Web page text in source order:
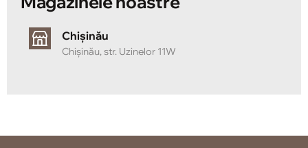
Chișinău
Chișinău, str. Uzinelor 11W